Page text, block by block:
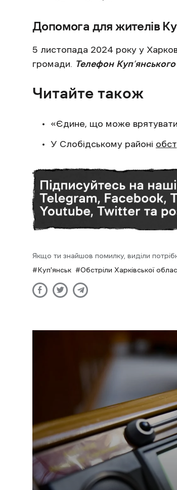
Допомога для жителів
5 листопада 2024 року у
громади. Телефон
Читайте також
«Єдине, що може
У Слобідському районі
Якщо ти знайшов помилку, виділи
Куп'янськ
Обстріли Харківської